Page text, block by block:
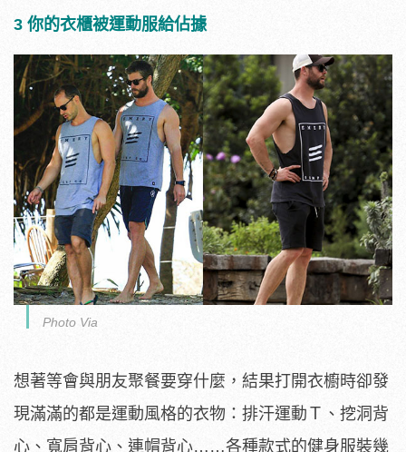
3 你的衣櫃被運動服給佔據
Photo Via
想著等會與朋友聚餐要穿什麼，結果打開衣櫥時卻發
現滿滿的都是運動風格的衣物：排汗運動Ｔ、挖洞背
心、寬肩背心、連帽背心……各種款式的健身服裝幾